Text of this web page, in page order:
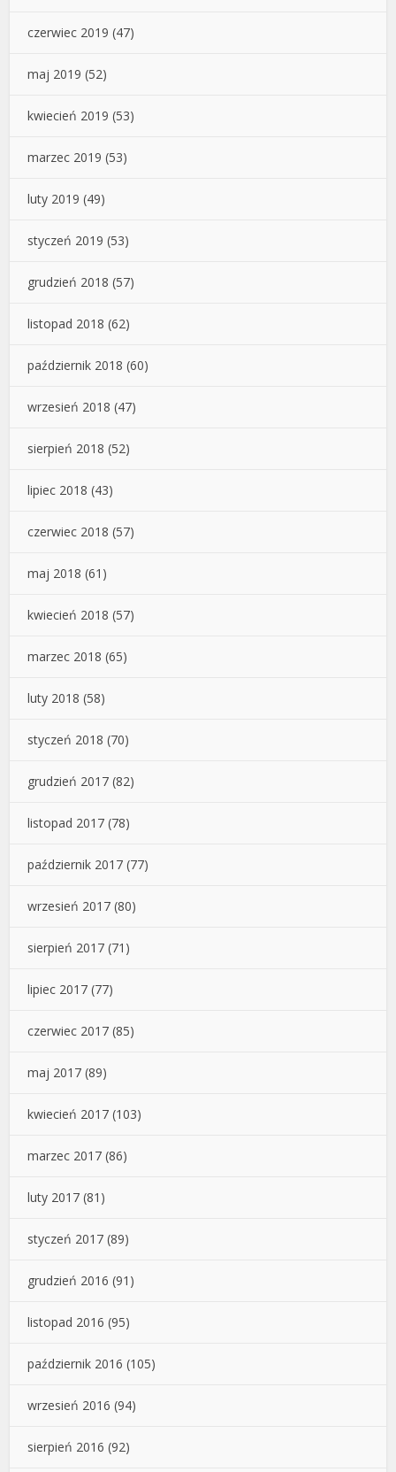
czerwiec 2019 (47)
maj 2019 (52)
kwiecień 2019 (53)
marzec 2019 (53)
luty 2019 (49)
styczeń 2019 (53)
grudzień 2018 (57)
listopad 2018 (62)
październik 2018 (60)
wrzesień 2018 (47)
sierpień 2018 (52)
lipiec 2018 (43)
czerwiec 2018 (57)
maj 2018 (61)
kwiecień 2018 (57)
marzec 2018 (65)
luty 2018 (58)
styczeń 2018 (70)
grudzień 2017 (82)
listopad 2017 (78)
październik 2017 (77)
wrzesień 2017 (80)
sierpień 2017 (71)
lipiec 2017 (77)
czerwiec 2017 (85)
maj 2017 (89)
kwiecień 2017 (103)
marzec 2017 (86)
luty 2017 (81)
styczeń 2017 (89)
grudzień 2016 (91)
listopad 2016 (95)
październik 2016 (105)
wrzesień 2016 (94)
sierpień 2016 (92)